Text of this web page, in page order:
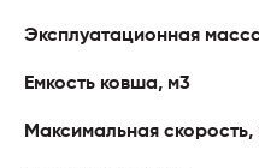
Эксплуатационная
Емкость ковша, м3
Максимальная